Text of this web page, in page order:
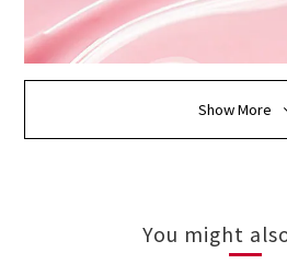
Show More
You might